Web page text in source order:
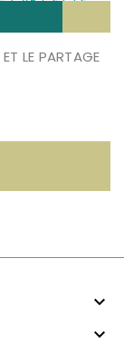
LE PARTAGE

